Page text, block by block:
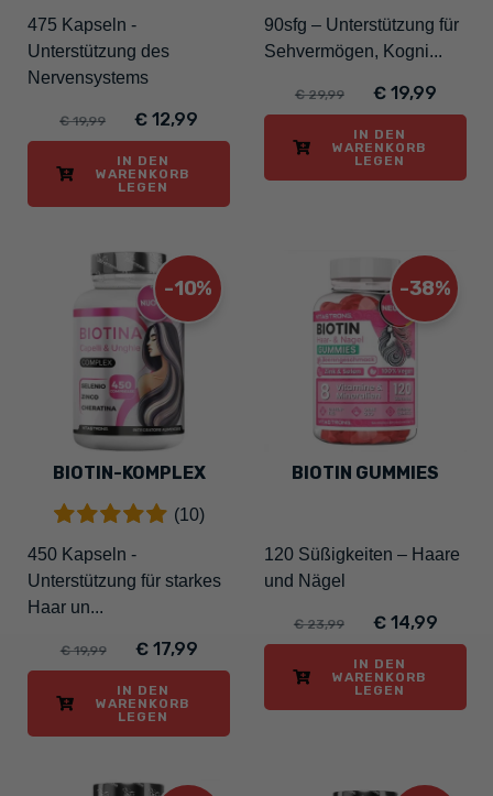
475 Kapseln -
Unterstützung des
Nervensystems
€ 19,99 € 12,99
IN DEN
WARENKORB
LEGEN
90sfg – Unterstützung für
Sehvermögen, Kogni...
€ 29,99 € 19,99
IN DEN
WARENKORB
LEGEN
-10%
BIOTIN-KOMPLEX
(10)
450 Kapseln -
Unterstützung für starkes
Haar un...
€ 19,99 € 17,99
IN DEN
WARENKORB
LEGEN
-38%
BIOTIN GUMMIES
120 Süßigkeiten – Haare
und Nägel
€ 23,99 € 14,99
IN DEN
WARENKORB
LEGEN